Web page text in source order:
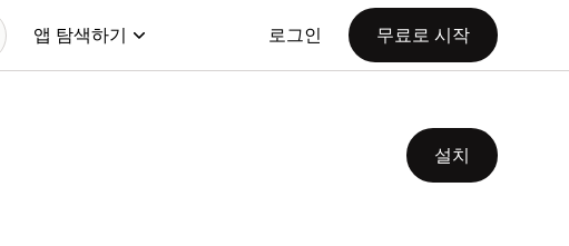
앱 탐색하기 로그인 무료로 시작
설치